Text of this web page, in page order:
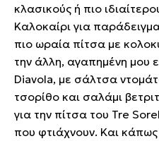
κλασικούς ή πιο
Καλοκαίρι για
πιο ωραία πίτσα με
την άλλη, αγαπημένη μου
Diavola, με σάλτσα
τσορίθο και σαλάμι
για την πίτσα του Tre
που φτιάχνουν. Και κάπως